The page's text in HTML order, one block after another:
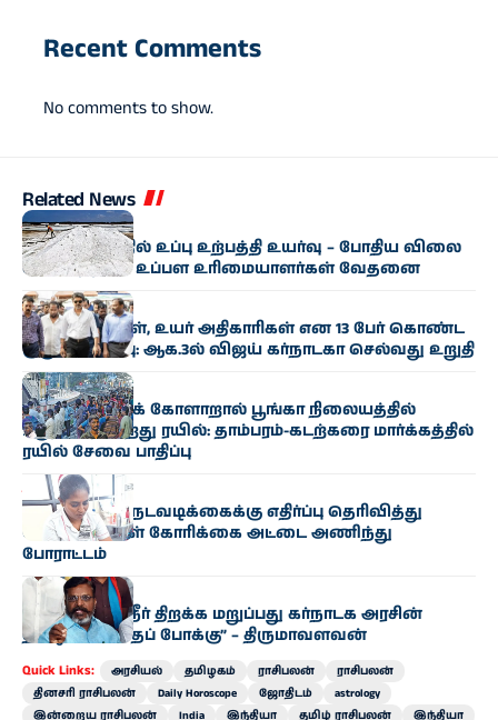
Recent Comments
No comments to show.
Related News
தமிழகம்
ராமநாதபுரத்தில் உப்பு உற்பத்தி உயர்வு – போதிய விலை
இல்லாததால் உப்பள உரிமையாளர்கள் வேதனை
அரசியல்
3 அமைச்சர்கள், உயர் அதிகாரிகள் என 13 பேர் கொண்ட
குழு அமைப்பு: ஆக.3ல் விஜய் கர்நாடகா செல்வது உறுதி
தமிழகம்
தொழில்நுட்பக் கோளாறால் பூங்கா நிலையத்தில்
பழுதாகி நின்றது ரயில்: தாம்பரம்-கடற்கரை மார்க்கத்தில்
ரயில் சேவை பாதிப்பு
தமிழகம்
ஆட்குறைப்பு நடவடிக்கைக்கு எதிர்ப்பு தெரிவித்து
செவிலியர்கள் கோரிக்கை அட்டை அணிந்து
போராட்டம்
அரசியல்
“காவிரியில் நீர் திறக்க மறுப்பது கர்நாடக அரசின்
தமிழர் விரோதப் போக்கு” – திருமாவளவன்
Quick Links: அரசியல் தமிழகம் ராசிபலன்
ராசிபலன்
தினசரி ராசிபலன்
Daily Horoscope ஜோதிடம்
astrology
இன்றைய ராசிபலன்
India இந்தியா தமிழ் ராசிபலன்
இந்தியா